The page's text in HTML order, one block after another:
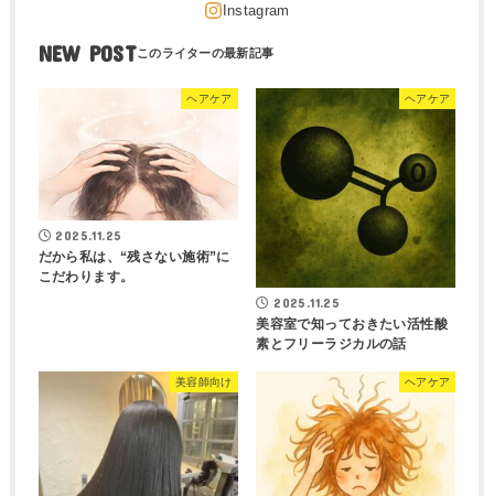
NEW POST
ヘアケア
2025.11.25
だから私は、“残さない施術”に
こだわります。
ヘアケア
2025.11.25
美容室で知っておきたい活性酸
素とフリーラジカルの話
美容師向け ヘアケア